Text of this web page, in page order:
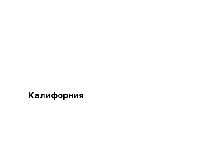
Калифорния